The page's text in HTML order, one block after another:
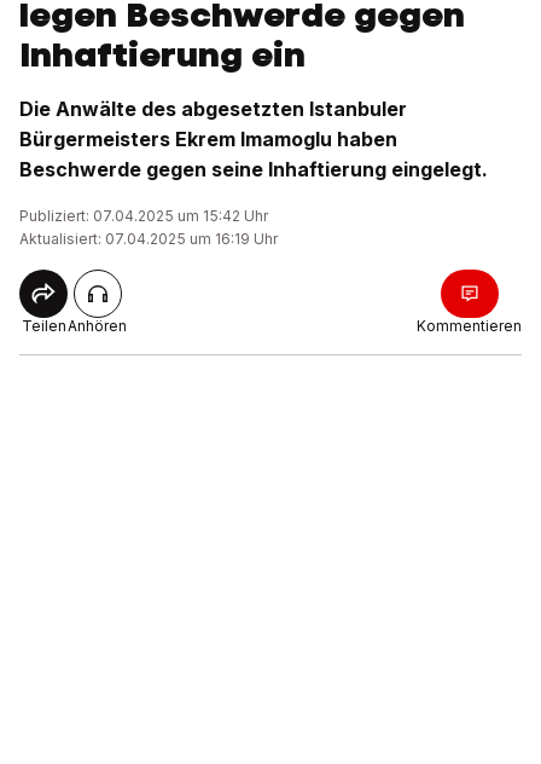
legen Beschwerde gegen
Inhaftierung ein
Die Anwälte des abgesetzten Istanbuler
Bürgermeisters Ekrem Imamoglu haben
Beschwerde gegen seine Inhaftierung eingelegt.
Publiziert: 07.04.2025 um 15:42 Uhr
Aktualisiert: 07.04.2025 um 16:19 Uhr
TeilenAnhören Kommentieren